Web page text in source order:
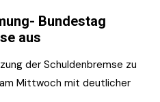
Bundestag
aus
der Schuldenbremse zu
Mittwoch mit deutlicher